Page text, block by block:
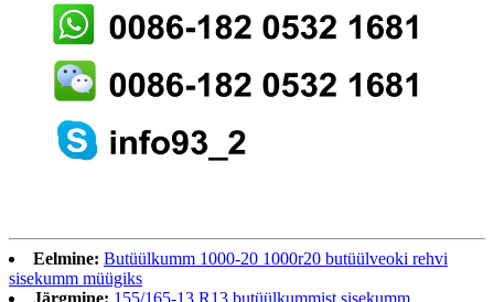
Eelmine: Butüülkumm 1000-20 1000r20 butüülveoki rehvi
sisekumm müügiks